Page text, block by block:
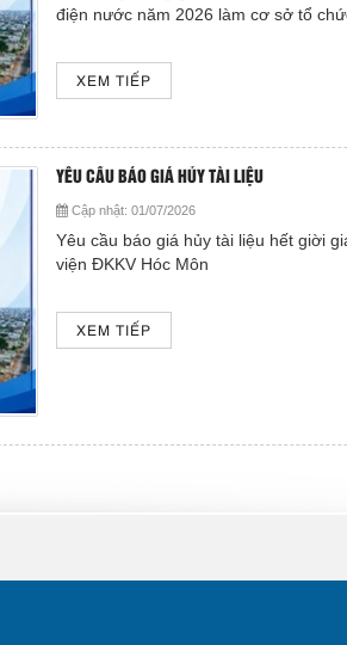
điện nước năm 2026 làm cơ sở tổ
XEM TIẾP
YÊU CẦU BÁO GIÁ HỦY TÀI LIỆU
Cập nhật: 01/07/2026
Yêu cầu báo giá hủy tài liệu hết giời
viện ĐKKV Hóc Môn
XEM TIẾP